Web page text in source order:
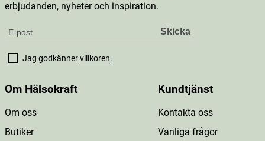
erbjudanden, nyheter och inspiration.
Jag godkännervillkoren.
Om Hälsokraft
Om oss
Butiker
Kundtjänst
Kontakta oss
Vanliga frågor